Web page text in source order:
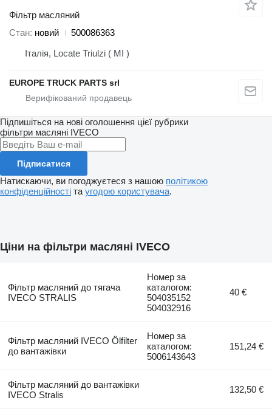
Фільтр масляний
Стан новий
500086363
Італія, Locate Triulzi ( MI )
EUROPE TRUCK PARTS srl
Підпишіться на нові оголошення цієї рубрики
фільтри масляні IVECO
Підписатися
Натискаючи, ви погоджуєтеся з нашою політикою
конфіденційності та угодою користувача.
Ціни на фільтри масляні IVECO
Фільтр масляний до тягача
IVECO STRALIS
Номер за
каталогом:
504035152
504032916
40 €
Фільтр масляний IVECO Ölfilter
до вантажівки
Номер за
каталогом:
5006143643
151,24 €
Фільтр масляний до вантажівки
IVECO Stralis
132,50 €